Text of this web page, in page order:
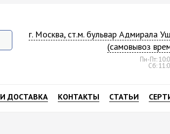
г. Москва, ст.м. бульвар Адмирала
(самовывоз
Пн-Пт:
Сб:
ДОСТАВКА КОНТАКТЫ СТАТЬИ